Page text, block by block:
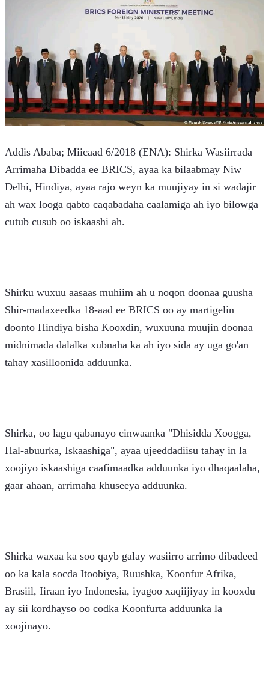
Addis Ababa; Miicaad 6/2018 (ENA): Shirka Wasiirrada
Arrimaha Dibadda ee BRICS, ayaa ka bilaabmay Niw
Delhi, Hindiya, ayaa rajo weyn ka muujiyay in si wadajir
ah wax looga qabto caqabadaha caalamiga ah iyo bilowga
cutub cusub oo iskaashi ah.
Shirku wuxuu aasaas muhiim ah u noqon doonaa guusha
Shir-madaxeedka 18-aad ee BRICS oo ay martigelin
doonto Hindiya bisha Kooxdin, wuxuuna muujin doonaa
midnimada dalalka xubnaha ka ah iyo sida ay uga go'an
tahay xasilloonida adduunka.
Shirka, oo lagu qabanayo cinwaanka "Dhisidda Xoogga,
Hal-abuurka, Iskaashiga", ayaa ujeeddadiisu tahay in la
xoojiyo iskaashiga caafimaadka adduunka iyo dhaqaalaha,
gaar ahaan, arrimaha khuseeya adduunka.
Shirka waxaa ka soo qayb galay wasiirro arrimo dibadeed
oo ka kala socda Itoobiya, Ruushka, Koonfur Afrika,
Brasiil, Iiraan iyo Indonesia, iyagoo xaqiijiyay in kooxdu
ay sii kordhayso oo codka Koonfurta adduunka la
xoojinayo.